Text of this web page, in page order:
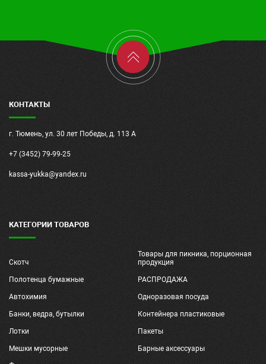
КОНТАКТЫ
г. Тюмень, ул. 30 лет Победы, д. 113 А
+7 (3452) 79-99-25
kassa-yukka@yandex.ru
КАТЕГОРИИ ТОВАРОВ
Скотч
Товары для пикника, порционная
продукция
Полотенца бумажные РАСПРОДАЖА
Автохимия Одноразовая посуда
Банки, ведра, бутылки Контейнера пластиковые
Лотки Пакеты
Мешки мусорные Барные аксессуары